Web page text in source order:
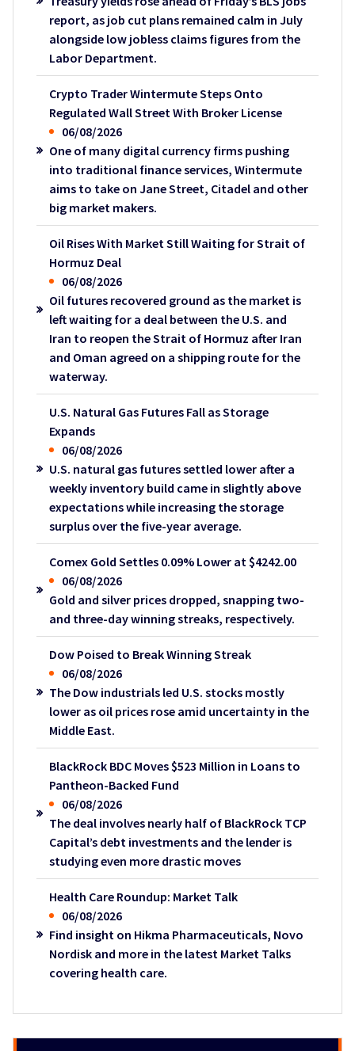
report, as job cut plans remained calm in July
alongside low jobless claims figures from the
Labor Department.
Crypto Trader Wintermute Steps Onto
Regulated Wall Street With Broker License
06/08/2026
One of many digital currency firms pushing
into traditional finance services, Wintermute
aims to take on Jane Street, Citadel and other
big market makers.
Oil Rises With Market Still Waiting for Strait of
Hormuz Deal
06/08/2026
Oil futures recovered ground as the market is
left waiting for a deal between the U.S. and
Iran to reopen the Strait of Hormuz after Iran
and Oman agreed on a shipping route for the
waterway.
U.S. Natural Gas Futures Fall as Storage
Expands
06/08/2026
U.S. natural gas futures settled lower after a
weekly inventory build came in slightly above
expectations while increasing the storage
surplus over the five-year average.
Comex Gold Settles 0.09% Lower at $4242.00
06/08/2026
Gold and silver prices dropped, snapping two-
and three-day winning streaks, respectively.
Dow Poised to Break Winning Streak
06/08/2026
The Dow industrials led U.S. stocks mostly
lower as oil prices rose amid uncertainty in the
Middle East.
BlackRock BDC Moves $523 Million in Loans to
Pantheon-Backed Fund
06/08/2026
The deal involves nearly half of BlackRock TCP
Capital’s debt investments and the lender is
studying even more drastic moves
Health Care Roundup: Market Talk
06/08/2026
Find insight on Hikma Pharmaceuticals, Novo
Nordisk and more in the latest Market Talks
covering health care.